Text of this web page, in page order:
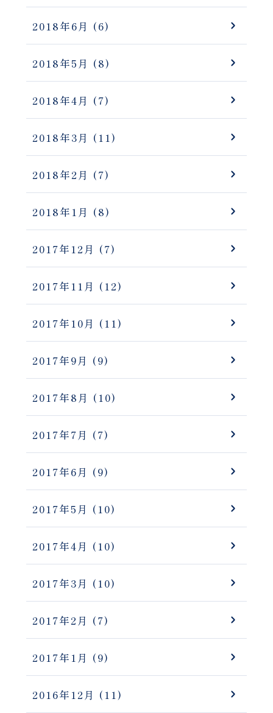
2018年6月 (6)
2018年5月 (8)
2018年4月 (7)
2018年3月 (11)
2018年2月 (7)
2018年1月 (8)
2017年12月 (7)
2017年11月 (12)
2017年10月 (11)
2017年9月 (9)
2017年8月 (10)
2017年7月 (7)
2017年6月 (9)
2017年5月 (10)
2017年4月 (10)
2017年3月 (10)
2017年2月 (7)
2017年1月 (9)
2016年12月 (11)